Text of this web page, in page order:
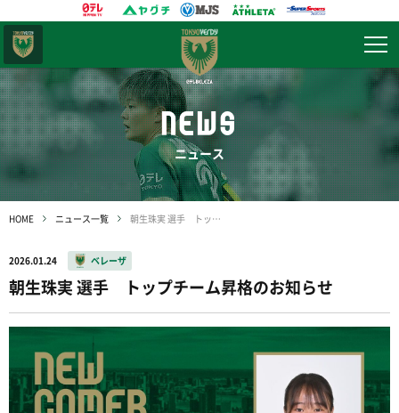
NEWS
ニュース
HOME ニュース一覧 朝生珠実 選手 トップチーム昇格のお知らせ
2026.01.24 ベレーザ
朝生珠実 選手 トップチーム昇格のお知らせ